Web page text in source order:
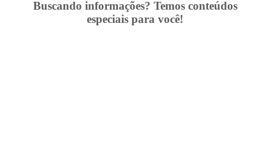
Buscando informações? Temos conteúdos
especiais para você!